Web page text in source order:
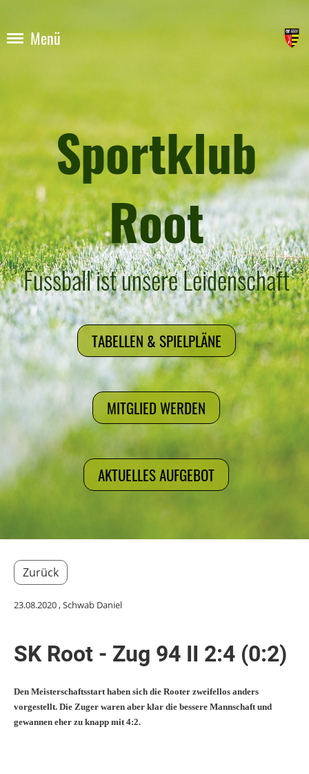
Menü
Sportklub
Root
Fussball ist unsere Leidenschaft
TABELLEN & SPIELPLÄNE
MITGLIED WERDEN
AKTUELLES AUFGEBOT
Zurück
23.08.2020, Schwab Daniel
SK Root - Zug 94 II 2:4 (0:2)
Den Meisterschaftsstart haben sich die Rooter zweifellos anders
vorgestellt. Die Zuger waren aber klar die bessere Mannschaft und
gewannen eher zu knapp mit 4:2.